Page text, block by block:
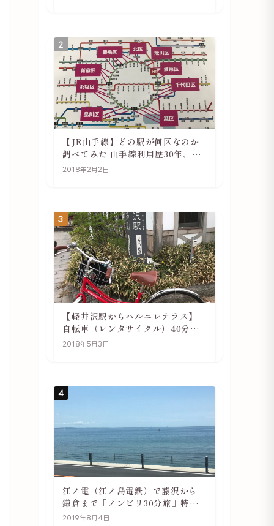
2
【JR山手線】どの駅が何区なのか
調べてみた 山手線利用歴30年、私
の考察
2018年2月2日
3
【軽井沢駅からハルニレテラス】
自転車（レンタサイクル）40分で
行ける 軽井沢旅行は自転車利用が
2018年5月3日
4
江ノ電（江ノ島電鉄）で藤沢から
鎌倉まで「ノンビリ30分旅」特徴
や駅の様子
2019年8月4日